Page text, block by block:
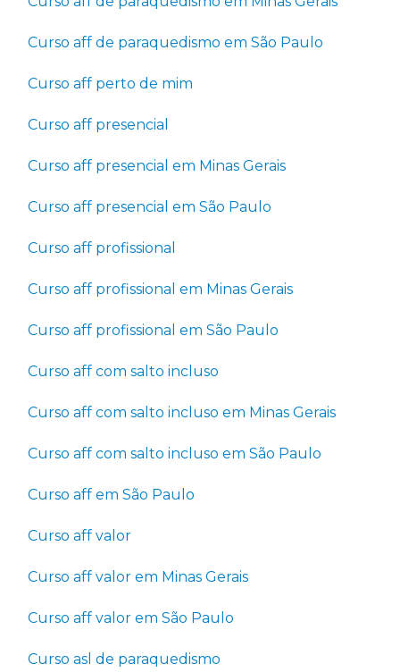
Curso aff de paraquedismo em São Paulo
Curso aff perto de mim
Curso aff presencial
Curso aff presencial em Minas Gerais
Curso aff presencial em São Paulo
Curso aff profissional
Curso aff profissional em Minas Gerais
Curso aff profissional em São Paulo
Curso aff com salto incluso
Curso aff com salto incluso em Minas Gerais
Curso aff com salto incluso em São Paulo
Curso aff em São Paulo
Curso aff valor
Curso aff valor em Minas Gerais
Curso aff valor em São Paulo
Curso asl de paraquedismo